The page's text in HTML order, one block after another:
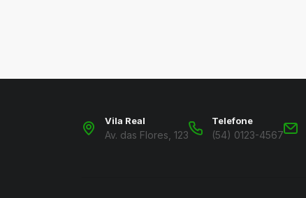
Vila Real
Av. das Flores, 123
Telefone
(54) 0123-4567